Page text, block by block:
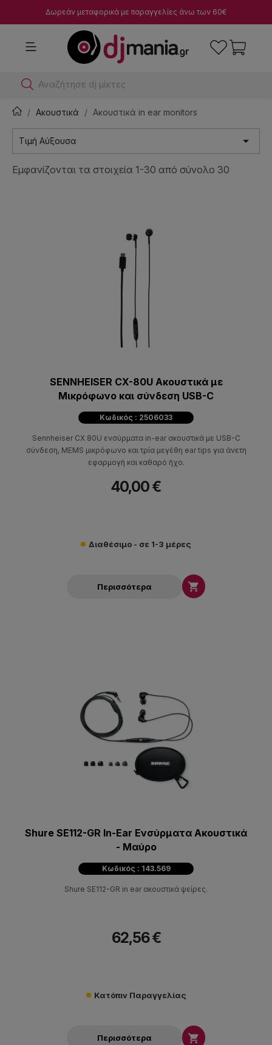
Δωρεάν μεταφορικά με παραγγελίες άνω των 60€
Αναζήτησε dj μίκτες
Ακουστικά Ακουστικά in ear monitors
Τιμή Αύξουσα 
Εμφανίζονται τα στοιχεία 1-30 από σύνολο 30
SENNHEISER CX-80U Ακουστικά με
Μικρόφωνο και σύνδεση USB-C
Κωδικός : 2506033
Sennheiser CX 80U ενσύρματα in-ear ακουστικά με USB-C
σύνδεση, MEMS μικρόφωνο και τρία μεγέθη ear tips για άνετη
εφαρμογή και καθαρό ήχο.
40,00 €
Διαθέσιμο - σε 1-3 μέρες
Περισσότερα 
Shure SE112-GR In-Ear Ενσύρματα Ακουστικά
- Μαύρο
Κωδικός : 143.569
Shure SE112-GR in ear ακουστικά ψείρες.
62,56 €
Κατόπιν Παραγγελίας
Περισσότερα 